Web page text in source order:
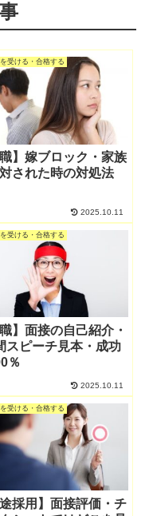
受ける・合格する
職】嫁ブロック・家族
された時の対処法
2025.10.11
受ける・合格する
職】面接の自己紹介・
スピーチ見本・成功
％
2025.10.11
受ける・合格する
途採用】面接評価・チ